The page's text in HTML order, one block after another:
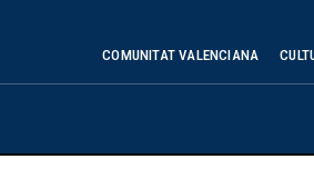
COMUNITAT VALENCIANA